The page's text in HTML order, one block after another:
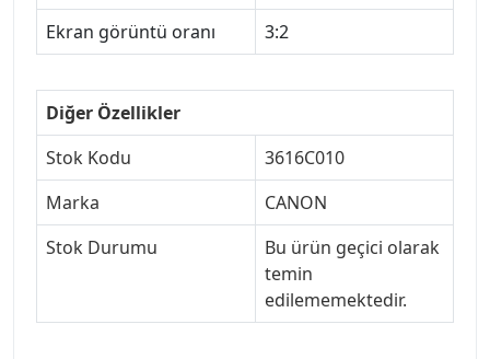
Ekran görüntü oranı 3:2
Diğer Özellikler
Stok Kodu
3616C010
Marka
CANON
Stok Durumu
Bu ürün geçici olarak
temin
edilememektedir.